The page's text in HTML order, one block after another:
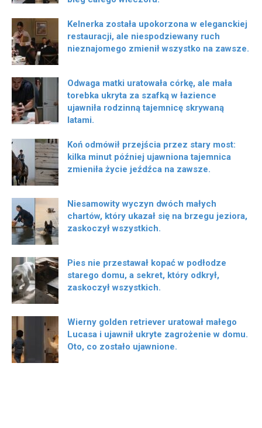
Kelnerka została upokorzona w eleganckiej
restauracji, ale niespodziewany ruch
nieznajomego zmienił wszystko na zawsze.
Odwaga matki uratowała córkę, ale mała
torebka ukryta za szafką w łazience
ujawniła rodzinną tajemnicę skrywaną
latami.
Koń odmówił przejścia przez stary most:
kilka minut później ujawniona tajemnica
zmieniła życie jeźdźca na zawsze.
Niesamowity wyczyn dwóch małych
chartów, który ukazał się na brzegu jeziora,
zaskoczył wszystkich.
Pies nie przestawał kopać w podłodze
starego domu, a sekret, który odkrył,
zaskoczył wszystkich.
Wierny golden retriever uratował małego
Lucasa i ujawnił ukryte zagrożenie w domu.
Oto, co zostało ujawnione.